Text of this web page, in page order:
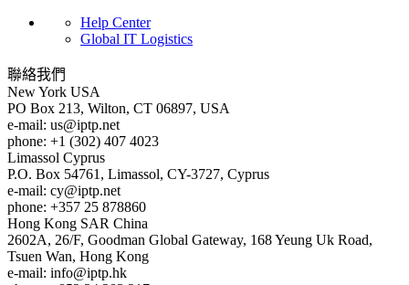
Help Center
Global IT Logistics
聯絡我們
New York USA
PO Box 213, Wilton, CT 06897, USA
e-mail: us
iptp.net
phone: +1 (302) 407 4023
Limassol Cyprus
P.O. Box 54761, Limassol, CY-3727, Cyprus
e-mail: cy
iptp.net
phone: +357 25 878860
Hong Kong SAR China
2602A, 26/F, Goodman Global Gateway, 168 Yeung Uk Road,
Tsuen Wan, Hong Kong
e-mail: info
iptp.hk